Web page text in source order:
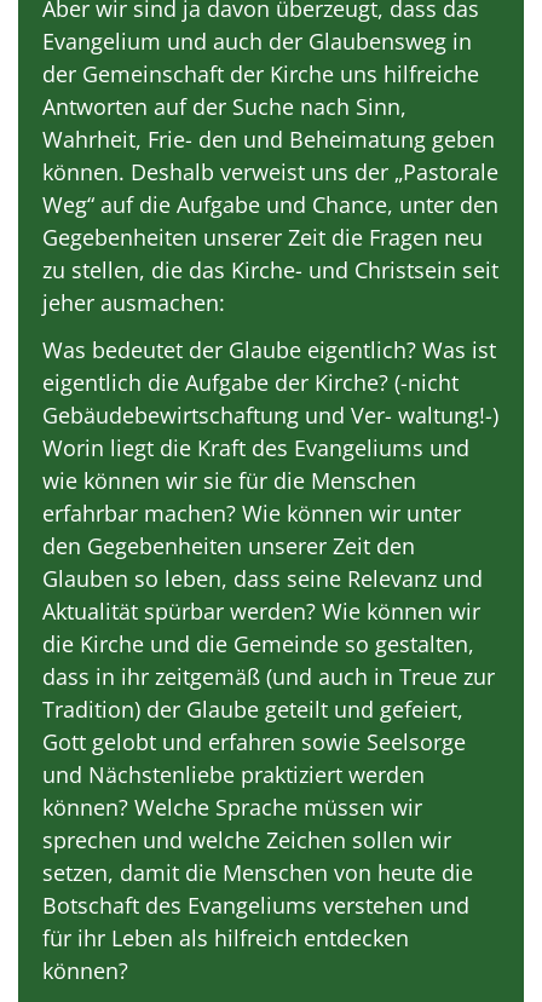
Aber wir sind ja davon überzeugt, dass das
Evangelium und auch der Glaubensweg in
der Gemeinschaft der Kirche uns hilfreiche
Antworten auf der Suche nach Sinn,
Wahrheit, Frie- den und Beheimatung geben
können. Deshalb verweist uns der „Pastorale
Weg“ auf die Aufgabe und Chance, unter den
Gegebenheiten unserer Zeit die Fragen neu
zu stellen, die das Kirche- und Christsein seit
jeher ausmachen:
Was bedeutet der Glaube eigentlich? Was ist
eigentlich die Aufgabe der Kirche? (-nicht
Gebäudebewirtschaftung und Ver- waltung!-)
Worin liegt die Kraft des Evangeliums und
wie können wir sie für die Menschen
erfahrbar machen? Wie können wir unter
den Gegebenheiten unserer Zeit den
Glauben so leben, dass seine Relevanz und
Aktualität spürbar werden? Wie können wir
die Kirche und die Gemeinde so gestalten,
dass in ihr zeitgemäß (und auch in Treue zur
Tradition) der Glaube geteilt und gefeiert,
Gott gelobt und erfahren sowie Seelsorge
und Nächstenliebe praktiziert werden
können? Welche Sprache müssen wir
sprechen und welche Zeichen sollen wir
setzen, damit die Menschen von heute die
Botschaft des Evangeliums verstehen und
für ihr Leben als hilfreich entdecken
können?